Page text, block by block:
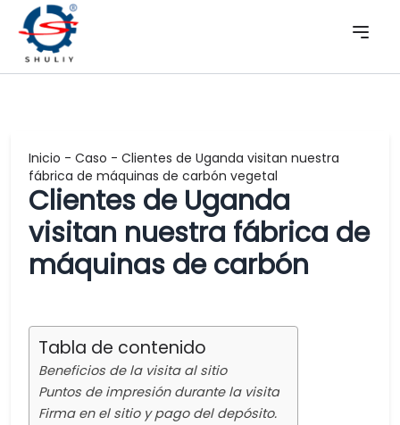
Inicio - Caso - Clientes de Uganda visitan nuestra
fábrica de máquinas de carbón vegetal
Clientes de Uganda
visitan nuestra fábrica de
máquinas de carbón
Tabla de contenido
Beneficios de la visita al sitio
Puntos de impresión durante la visita
Firma en el sitio y pago del depósito.